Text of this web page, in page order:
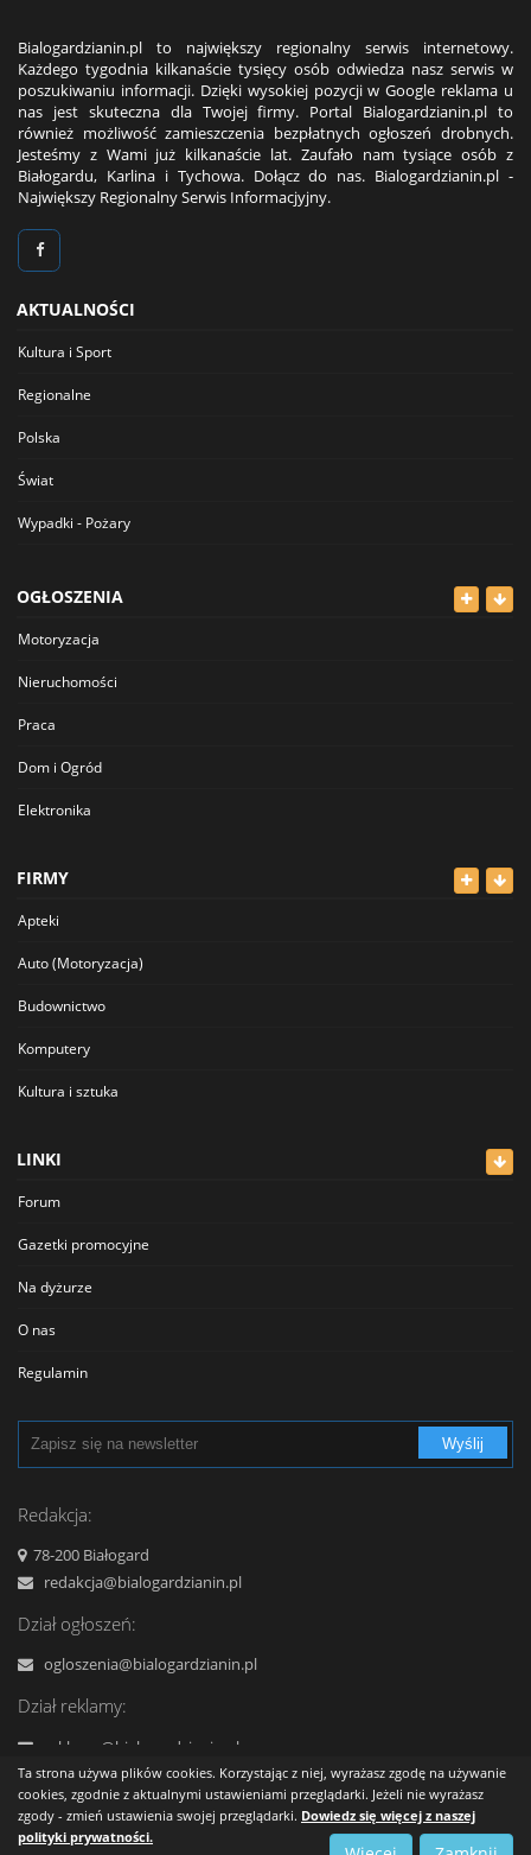
Bialogardzianin.pl to największy regionalny serwis internetowy.
Każdego tygodnia kilkanaście tysięcy osób odwiedza nasz serwis w
poszukiwaniu informacji. Dzięki wysokiej pozycji w Google reklama u
nas jest skuteczna dla Twojej firmy. Portal Bialogardzianin.pl to
również możliwość zamieszczenia bezpłatnych ogłoszeń drobnych.
Jesteśmy z Wami już kilkanaście lat. Zaufało nam tysiące osób z
Białogardu, Karlina i Tychowa. Dołącz do nas. Bialogardzianin.pl -
Największy Regionalny Serwis Informacjyjny.
AKTUALNOŚCI
Kultura i Sport
Regionalne
Polska
Świat
Wypadki - Pożary
OGŁOSZENIA
Motoryzacja
Nieruchomości
Praca
Dom i Ogród
Elektronika
FIRMY
Apteki
Auto (Motoryzacja)
Budownictwo
Komputery
Kultura i sztuka
Turystyka - Wypoczynek
Usługi
Zabytki, Obiekty
LINKI
Forum
Gazetki promocyjne
Na dyżurze
O nas
Regulamin
Polityka prywatności
Cennik
Kontakt
Wyślij
Redakcja:
78-200 Białogard
redakcja@bialogardzianin.pl
Dział ogłoszeń:
ogloszenia@bialogardzianin.pl
Dział reklamy:
reklama@bialogardzianin.pl
+48 577 959 444
Korzystanie z serwisu oznacza akceptacjęregulaminu
Ta strona używa plików cookies. Korzystając z niej, wyrażasz zgodę na używanie
cookies, zgodnie z aktualnymi ustawieniami przeglądarki. Jeżeli nie wyrażasz
zgody - zmień ustawienia swojej przeglądarki. Dowiedz się więcej z naszej
polityki prywatności.